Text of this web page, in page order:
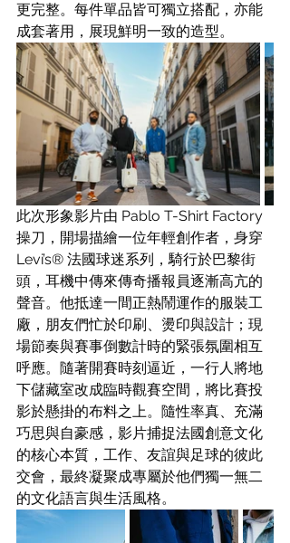
更完整。每件單品皆可獨立搭配，亦能
成套著用，展現鮮明一致的造型。
此次形象影片由 Pablo T-Shirt Factory
操刀，開場描繪一位年輕創作者，身穿
Levi’s® 法國球迷系列，騎行於巴黎街
頭，耳機中傳來傳奇播報員逐漸高亢的
聲音。他抵達一間正熱鬧運作的服裝工
廠，朋友們忙於印刷、燙印與設計；現
場節奏與賽事倒數計時的緊張氛圍相互
呼應。隨著開賽時刻逼近，一行人將地
下儲藏室改成臨時觀賽空間，將比賽投
影於懸掛的布料之上。隨性率真、充滿
巧思與自豪感，影片捕捉法國創意文化
的核心本質，工作、友誼與足球的彼此
交會，最終凝聚成專屬於他們獨一無二
的文化語言與生活風格。